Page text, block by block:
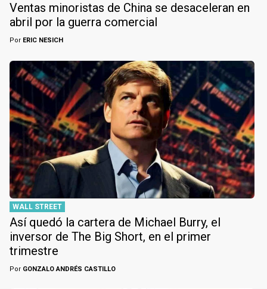
Ventas minoristas de China se desaceleran en
abril por la guerra comercial
Por ERIC NESICH
WALL STREET
Así quedó la cartera de Michael Burry, el
inversor de The Big Short, en el primer
trimestre
Por GONZALO ANDRÉS CASTILLO